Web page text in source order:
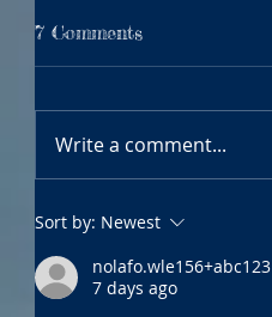
7 Comments
Write a comment...
Sort by: Newest
nolafo.wle156+abc123
7 days ago